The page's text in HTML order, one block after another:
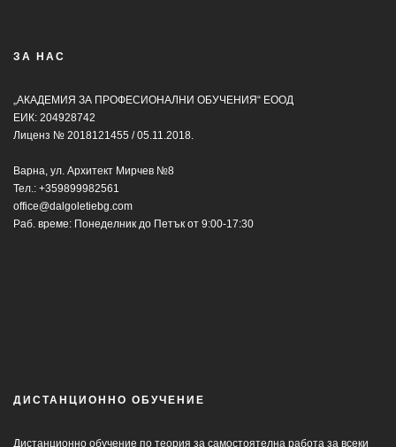
ЗА НАС
„АКАДЕМИЯ ЗА ПРОФЕСИОНАЛНИ ОБУЧЕНИЯ“ ЕООД
ЕИК: 204928742
Лиценз № 2018121455 / 05.11.2018.
Варна, ул. Архитект Мирчев №8
Тел.: +359899982561
office@dalgoletiebg.com
Раб. време: Понеделник до Петък от 9:00-17:30
ДИСТАНЦИОННО ОБУЧЕНИЕ
Дистанционно обучение по теория за самостоятелна работа за всеки